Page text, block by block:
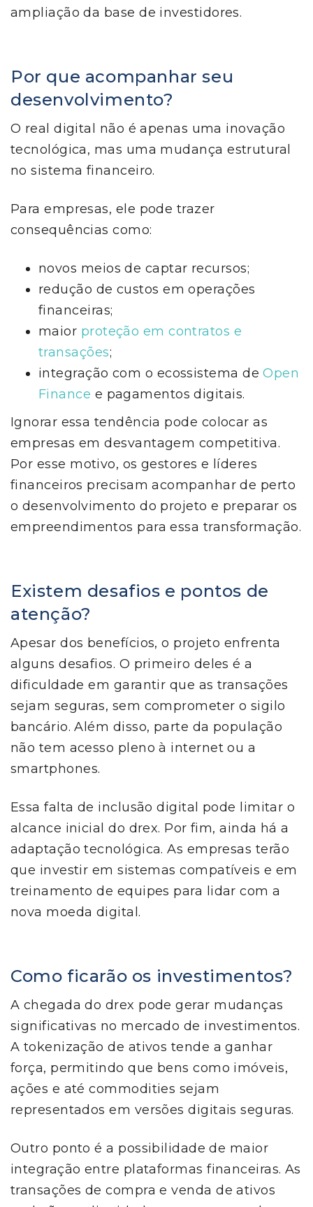
ampliação da base de investidores.
Por que acompanhar seu
desenvolvimento?
O real digital não é apenas uma inovação
tecnológica, mas uma mudança estrutural
no sistema financeiro.
Para empresas, ele pode trazer
consequências como:
novos meios de captar recursos;
redução de custos em operações
financeiras;
maior proteção em contratos e
transações;
integração com o ecossistema deOpen
Finance e pagamentos digitais.
Ignorar essa tendência pode colocar as
empresas em desvantagem competitiva.
Por esse motivo, os gestores e líderes
financeiros precisam acompanhar de perto
o desenvolvimento do projeto e preparar os
empreendimentos para essa transformação.
Existem desafios e pontos de
atenção?
Apesar dos benefícios, o projeto enfrenta
alguns desafios. O primeiro deles é a
dificuldade em garantir que as transações
sejam seguras, sem comprometer o sigilo
bancário. Além disso, parte da população
não tem acesso pleno à internet ou a
smartphones.
Essa falta de inclusão digital pode limitar o
alcance inicial do drex. Por fim, ainda há a
adaptação tecnológica. As empresas terão
que investir em sistemas compatíveis e em
treinamento de equipes para lidar com a
nova moeda digital.
Como ficarão os investimentos?
A chegada do drex pode gerar mudanças
significativas no mercado de investimentos.
A tokenização de ativos tende a ganhar
força, permitindo que bens como imóveis,
ações e até commodities sejam
representados em versões digitais seguras.
Outro ponto é a possibilidade de maior
integração entre plataformas financeiras. As
transações de compra e venda de ativos